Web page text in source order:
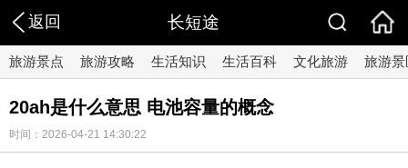
返回 长短途
旅游景点 旅游攻略 生活知识 生活百科 文化旅游 旅游景
20ah是什么意思 电池容量的概念
时间：2026-04-21 14:30:22